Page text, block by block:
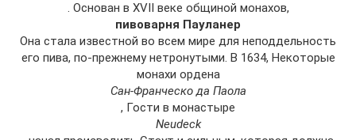
. Основан в XVII веке общиной монахов,
пивоварня Пауланер
Она стала известной во всем мире для неподдельность
его пива, по-прежнему нетронутыми. В 1634, Некоторые
монахи ордена
Сан-Франческо да Паола
, Гости в монастыре
Neudeck